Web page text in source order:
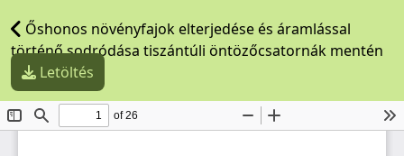
Őshonos növényfajok elterjedése és áramlással
történő sodródása tiszántúli öntözőcsatornák mentén
Letöltés